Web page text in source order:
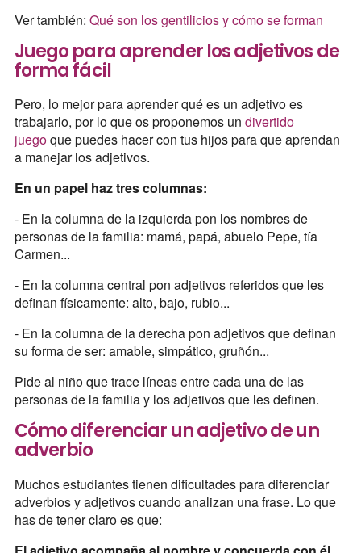
Ver también: Qué son los gentilicios y cómo se forman
Juego para aprender los adjetivos de
forma fácil
Pero, lo mejor para aprender qué es un adjetivo es
trabajarlo, por lo que os proponemos un divertido
juegoque puedes hacer con tus hijos para que aprendan
a manejar los adjetivos.
En un papel haz tres columnas:
- En la columna de la izquierda pon los nombres de
personas de la familia: mamá, papá, abuelo Pepe, tía
Carmen...
- En la columna central pon adjetivos referidos que les
definan físicamente: alto, bajo, rubio...
- En la columna de la derecha pon adjetivos que definan
su forma de ser: amable, simpático, gruñón...
Pide al niño que trace líneas entre cada una de las
personas de la familia y los adjetivos que les definen.
Cómo diferenciar un adjetivo de un
adverbio
Muchos estudiantes tienen dificultades para diferenciar
adverbios y adjetivos cuando analizan una frase. Lo que
has de tener claro es que: